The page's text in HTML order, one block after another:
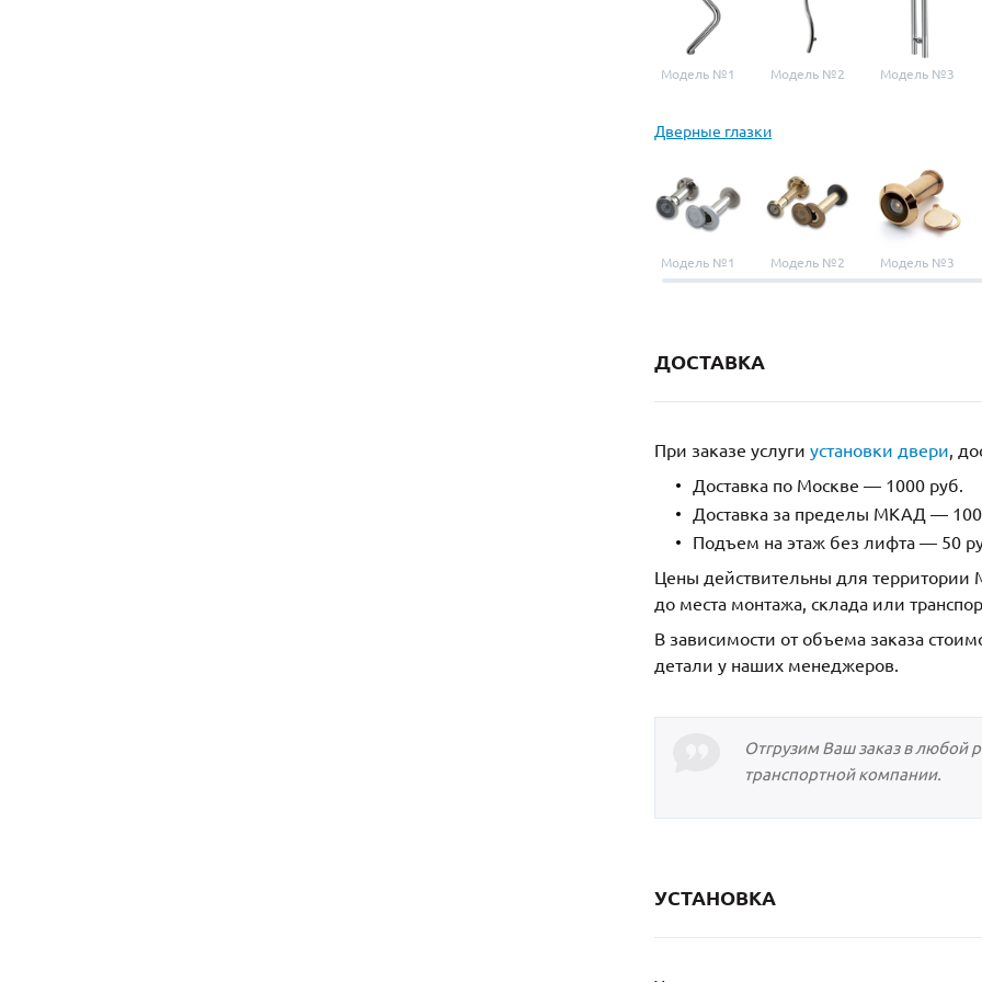
Модель №1 Модель №2 Модель №3
Дверные глазки
Модель №1 Модель №2 Модель №3
ДОСТАВКА
При заказе услуги установки двери,
Доставка по Москве — 1000 руб.
Доставка за пределы МКАД —
Подъем на этаж без лифта — 50
Цены действительны для территории
до места монтажа, склада или
В зависимости от объема заказа
детали у наших менеджеров.
Отгрузим Ваш заказ в любой
транспортной компании.
УСТАНОВКА